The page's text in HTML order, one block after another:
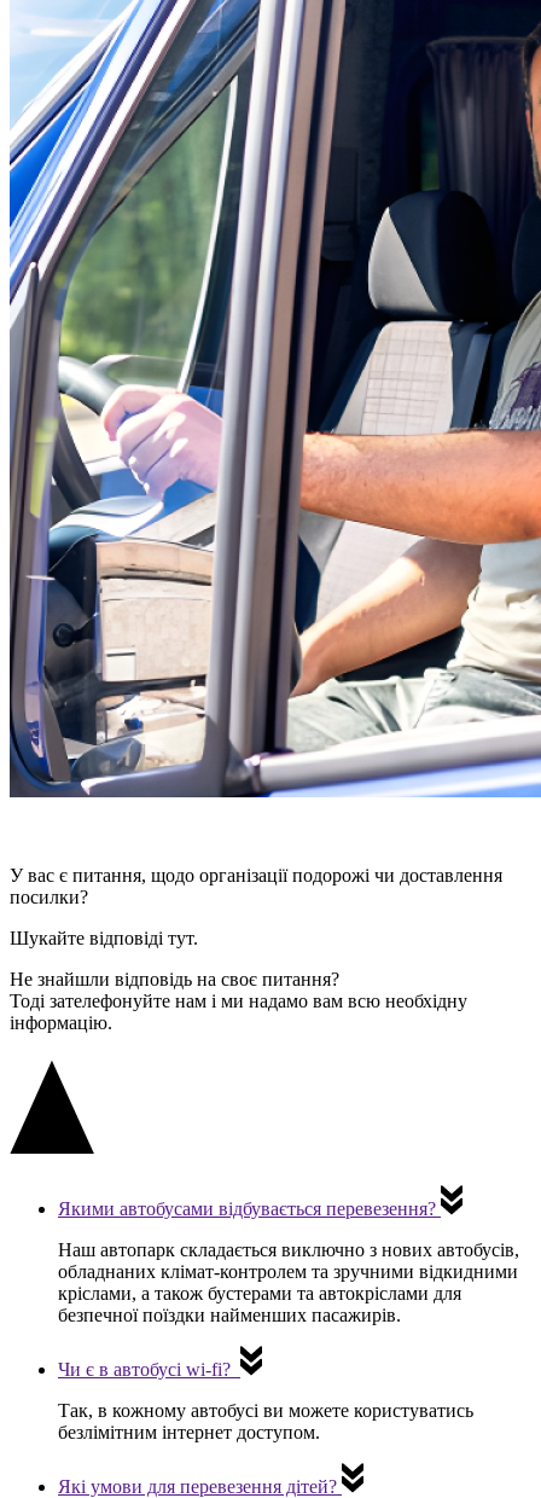
У вас є питання, щодо організації подорожі чи доставлення
посилки?
Шукайте відповіді тут.
Не знайшли відповідь на своє питання?
Тоді зателефонуйте нам і ми надамо вам всю необхідну
інформацію.
Якими автобусами відбувається перевезення?
Наш автопарк складається виключно з нових автобусів,
обладнаних клімат-контролем та зручними відкидними
кріслами, а також бустерами та автокріслами для
безпечної поїздки найменших пасажирів.
Чи є в автобусі wi-fi?
Так, в кожному автобусі ви можете користуватись
безлімітним інтернет доступом.
Які умови для перевезення дітей?